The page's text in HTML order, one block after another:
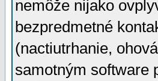
nemôže nijako
bezpredmetné
(nactiutrhanie,
samotným software